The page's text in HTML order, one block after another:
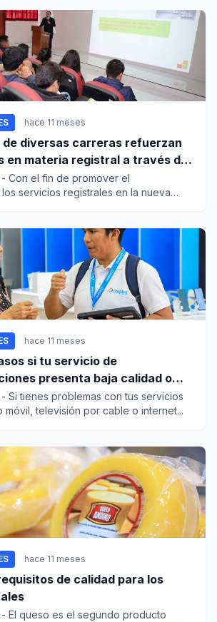
hace 11 meses
diversas carreras refuerzan
en materia registral a través de
Maestra”
- Con el fin de promover el
servicios registrales en la nueva
hace 11 meses
si tu servicio de
presenta baja calidad o
- Si tienes problemas con tus servicios
móvil, televisión por cable o internet...
hace 11 meses
de calidad para los
- El queso es el segundo producto